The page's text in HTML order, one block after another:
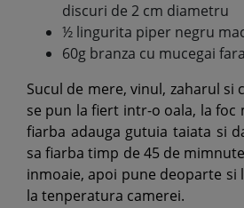
discuri de 2 cm diametru
½ lingurita piper negru
60g branza cu mucegai
Sucul de mere, vinul, zaharul si
se pun la fiert intr-o oala, la foc
fiarba adauga gutuia taiata si
sa fiarba timp de 45 de
inmoaie, apoi pune deoparte si
la tenperatura camerei.